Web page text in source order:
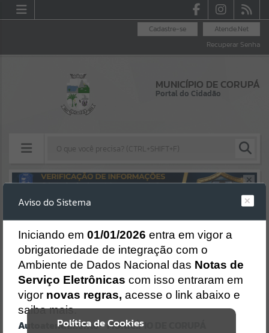
Atende.Net
Cadastre-se
Recuperar Senha
MUNICÍPIO DE CORUPÁ
Portal do Cidadão
Resultados para""
Portais
Por favor, aguarde...
NOTÍCIAS
Por favor, aguarde...
AUTOATENDIMENTO
Política de Cookies
Aviso do Sistema
Iniciando em 01/01/2026 entra em vigor a
obrigatoriedade de integração com o
Ambiente de Dados Nacional das Notas de
Serviço Eletrônicas com isso entraram em
vigor novas regras, acesse o link abaixo e
saiba mais.
Autoatendimento - MUNICÍPIO DE CORUPÁ
Erro
Gerenciamento do Sistema
CÓDIGO DA MENSAGEM:
Ocorreu um erro de script:
Uncaught SyntaxError: Unexpected token '('
https://corupa.atende.net/cidadao/pagina/static/bundle/wpo_index
_2_base_l2_portal_editores_sync_dd63a725aa1a3e42e62571aa199b6
7e2.js?v=816ac05d:47
Verificar Mais Detalhes